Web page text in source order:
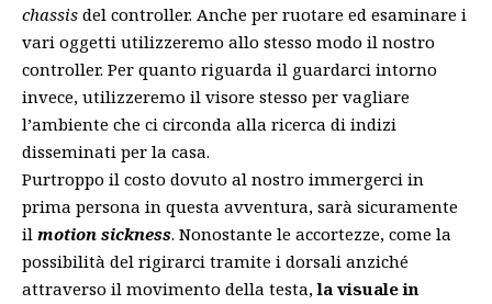
chassis del controller. Anche per ruotare ed esaminare i
vari oggetti utilizzeremo allo stesso modo il nostro
controller. Per quanto riguarda il guardarci intorno
invece, utilizzeremo il visore stesso per vagliare
l’ambiente che ci circonda alla ricerca di indizi
disseminati per la casa.
Purtroppo il costo dovuto al nostro immergerci in
prima persona in questa avventura, sarà sicuramente
il motion sickness. Nonostante le accortezze, come la
possibilità del rigirarci tramite i dorsali anziché
attraverso il movimento della testa,la visuale in